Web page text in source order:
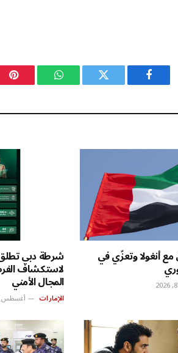
فيسبوك تويتر واتساب
أنغولا وتعزّي في
لاستكشاف
المجال الأمني
الإمارات أغسطس 8, 2026